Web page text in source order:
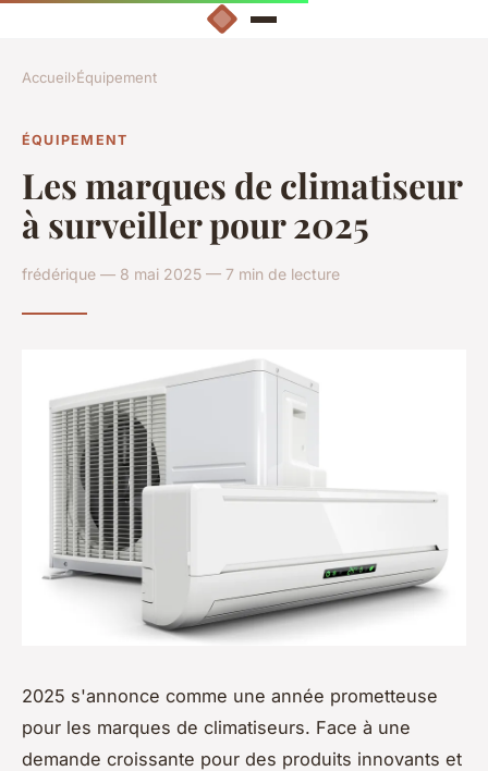
Accueil›Équipement
ÉQUIPEMENT
Les marques de climatiseur
à surveiller pour 2025
frédérique — 8 mai 2025 — 7 min de lecture
2025 s'annonce comme une année prometteuse
pour les marques de climatiseurs. Face à une
demande croissante pour des produits innovants et